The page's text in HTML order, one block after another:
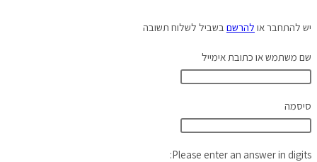
יש להתחבר או להרשם בשביל לשלוח תשובה
שם משתמש או כתובת אימייל
סיסמה
Please enter an answer in digits: